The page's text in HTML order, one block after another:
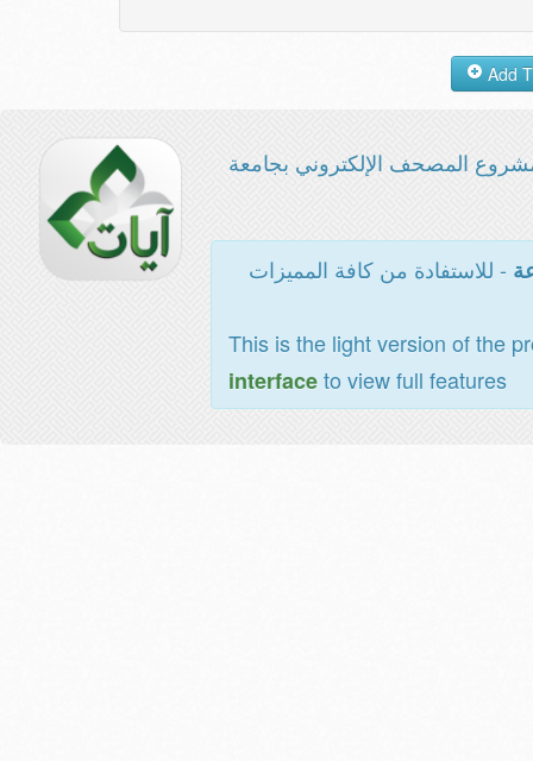
المصحف الإلكتروني بجامعة
- للاستفادة من كافة المميزات
This is the light version of the
interfaceto view full features